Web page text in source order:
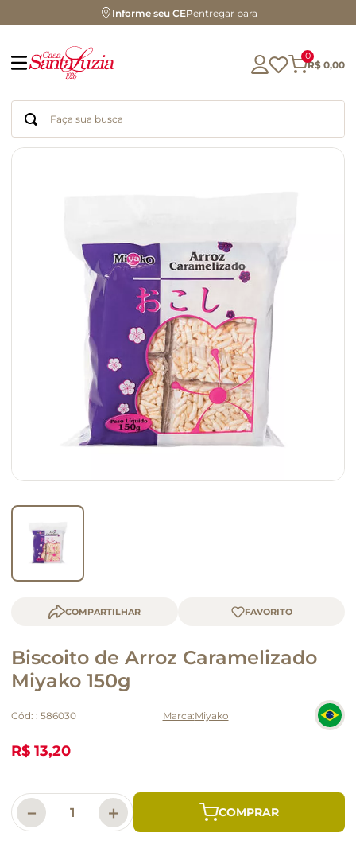
Informe seu CEPentregar para
0
R$ 0,00
Faça sua busca
COMPARTILHAR
Biscoito de Arroz Caramelizado
Miyako 150g
Cód: : 586030 Miyako
R$ 13,20
＋
－